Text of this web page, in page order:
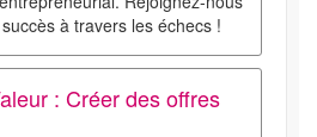
à travers les échecs !
: Créer des offres